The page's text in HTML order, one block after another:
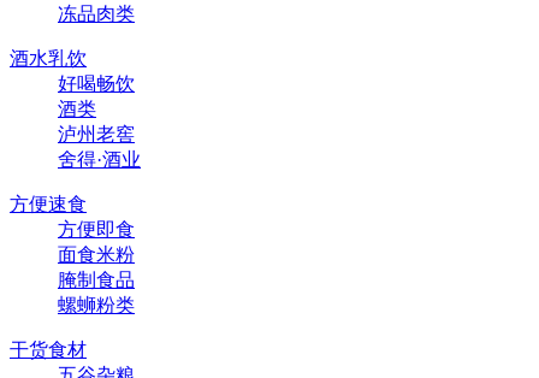
冻品肉类
酒水乳饮
好喝畅饮
酒类
泸州老窖
舍得·酒业
方便速食
方便即食
面食米粉
腌制食品
螺蛳粉类
干货食材